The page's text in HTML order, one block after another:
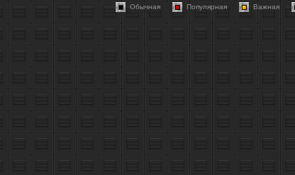
Обычная Популярная Важная